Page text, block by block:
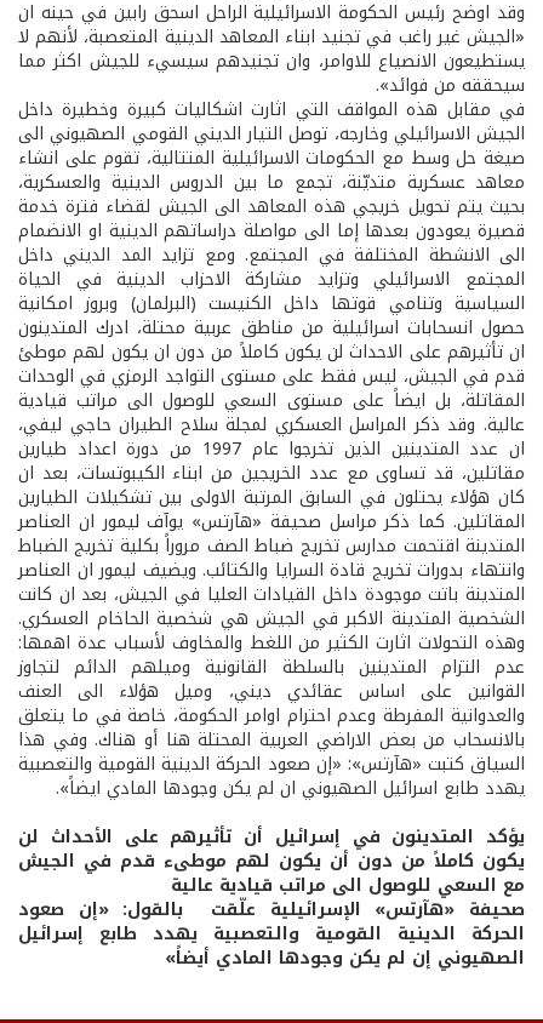
وقد اوضح رئيس الحكومة الاسرائيلية الراحل اسحق رابين في حينه ان
«الجيش غير راغب في تجنيد ابناء المعاهد الدينية المتعصبة، لأنهم لا
يستطيعون الانصياع للاوامر، وان تجنيدهم سيسيء للجيش اكثر مما
سيحققه من فوائد».
في مقابل هذه المواقف التي اثارت اشكاليات كبيرة وخطيرة داخل
الجيش الاسرائيلي وخارجه، توصل التيار الديني القومي الصهيوني الى
صيغة حل وسط مع الحكومات الاسرائيلية المتتالية، تقوم على انشاء
معاهد عسكرية متديّنة، تجمع ما بين الدروس الدينية والعسكرية،
بحيث يتم تحويل خريجي هذه المعاهد الى الجيش لقضاء فترة خدمة
قصيرة يعودون بعدها إما الى مواصلة دراساتهم الدينية او الانضمام
الى الانشطة المختلفة في المجتمع. ومع تزايد المد الديني داخل
المجتمع الاسرائيلي وتزايد مشاركة الاحزاب الدينية في الحياة
السياسية وتنامي قوتها داخل الكنيست (البرلمان) وبروز امكانية
حصول انسحابات اسرائيلية من مناطق عربية محتلة، ادرك المتدينون
ان تأثيرهم على الاحداث لن يكون كاملاً من دون ان يكون لهم موطئ
قدم في الجيش، ليس فقط على مستوى التواجد الرمزي في الوحدات
المقاتلة، بل ايضاً على مستوى السعي للوصول الى مراتب قيادية
عالية. وقد ذكر المراسل العسكري لمجلة سلاح الطيران حاجي ليفي،
ان عدد المتدينين الذين تخرجوا عام 1997 من دورة اعداد طيارين
مقاتلين، قد تساوى مع عدد الخريجين من ابناء الكيبوتسات، بعد ان
كان هؤلاء يحتلون في السابق المرتبة الاولى بين تشكيلات الطيارين
المقاتلين. كما ذكر مراسل صحيفة «هآرتس» يوآف ليمور ان العناصر
المتدينة اقتحمت مدارس تخريج ضباط الصف مروراً بكلية تخريج الضباط
وانتهاء بدورات تخريج قادة السرايا والكتائب. ويضيف ليمور ان العناصر
المتدينة باتت موجودة داخل القيادات العليا في الجيش، بعد ان كانت
الشخصية المتدينة الاكبر في الجيش هي شخصية الحاخام العسكري.
وهذه التحولات اثارت الكثير من اللغط والمخاوف لأسباب عدة اهمها:
عدم التزام المتدينين بالسلطة القانونية وميلهم الدائم لتجاوز
القوانين على اساس عقائدي ديني، وميل هؤلاء الى العنف
والعدوانية المفرطة وعدم احترام اوامر الحكومة، خاصة في ما يتعلق
بالانسحاب من بعض الاراضي العربية المحتلة هنا أو هناك. وفي هذا
السياق كتبت «هآرتس»: «إن صعود الحركة الدينية القومية والتعصبية
يهدد طابع اسرائيل الصهيوني ان لم يكن وجودها المادي ايضاً».
يؤكد المتدينون في إسرائيل أن تأثيرهم على الأحداث لن
يكون كاملاً من دون أن يكون لهم موطىء قدم في الجيش
مع السعي للوصول الى مراتب قيادية عالية
صحيفة «هآرتس» الإسرائيلية علّقت بالقول: «إن صعود
الحركة الدينية القومية والتعصبية يهدد طابع إسرائيل
الصهيوني إن لم يكن وجودها المادي أيضاً»